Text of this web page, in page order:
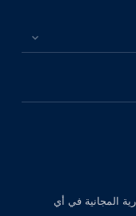
المجانية في أي